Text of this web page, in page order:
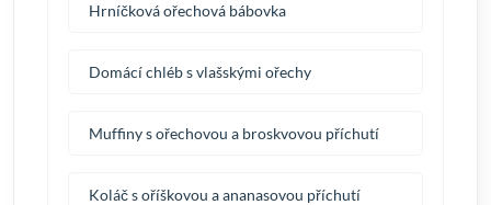
Hrníčková ořechová bábovka
Domácí chléb s vlašskými ořechy
Muffiny s ořechovou a broskvovou příchutí
Koláč s oříškovou a ananasovou příchutí